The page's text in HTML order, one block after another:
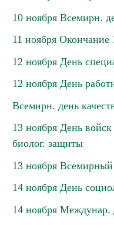
10 ноября Всемирн.
11 ноября
12 ноября День
12 ноября День
Всемирн. день
13 ноября День
биолог. защиты
13 ноября
14 ноября День
14 ноября Междунар.